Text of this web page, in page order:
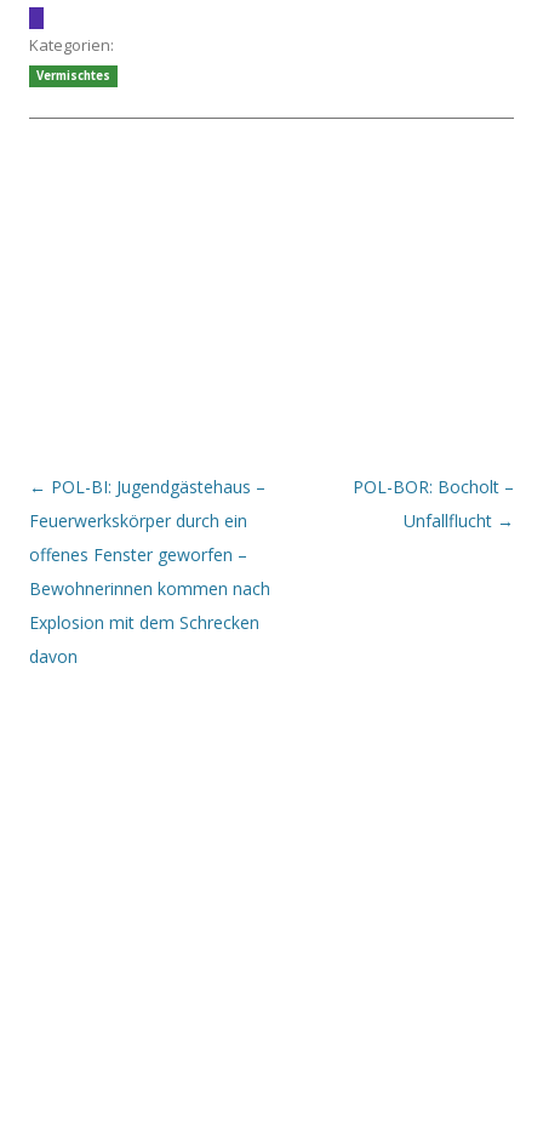
Kategorien:
Vermischtes
Beitrags-Navigation
← POL-BI: Jugendgästehaus –
Feuerwerkskörper durch ein
offenes Fenster geworfen –
Bewohnerinnen kommen nach
Explosion mit dem Schrecken
davon
POL-BOR: Bocholt –
Unfallflucht →